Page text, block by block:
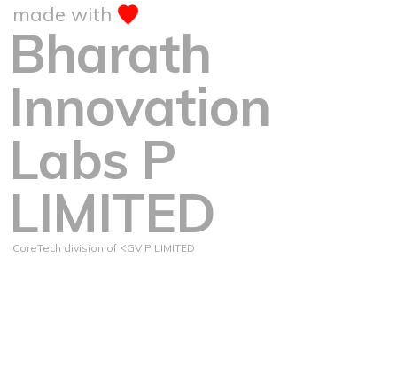
made with
Bharath
Innovation
Labs P
LIMITED
CoreTech division of KGV P LIMITED